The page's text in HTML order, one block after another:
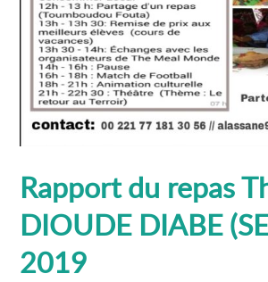
Rapport du repas
DIOUDE DIABE
2019